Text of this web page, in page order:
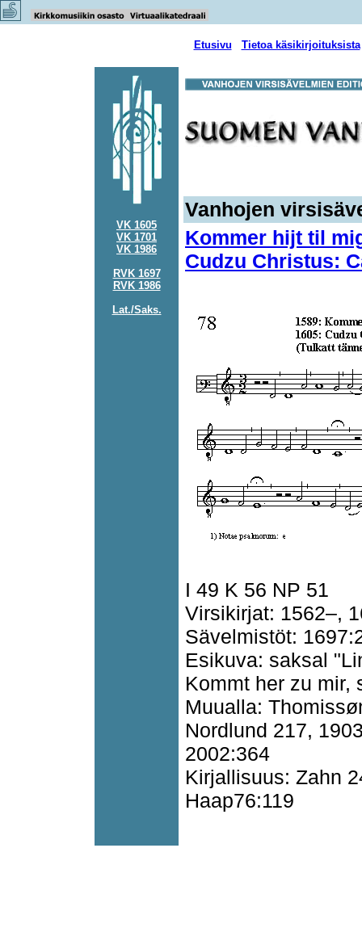
Etusivu Tietoa käsikirjoituksista
VK 1605
VK 1701
VK 1986
RVK 1697
RVK 1986
Lat./Saks.
Vanhojen
Kommer hijt til
Cudzu Christus:
I 49 K 56 NP 51
Virsikirjat: 1562–,
Sävelmistöt:
Esikuva: saksal
Kommt her zu mir,
Muualla:
Nordlund 217,
2002:364
Kirjallisuus: Zahn
Haap76:119